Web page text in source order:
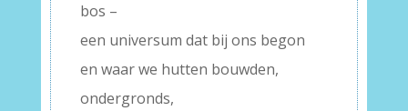
bos –
een universum dat bij ons begon
en waar we hutten bouwden,
ondergronds,